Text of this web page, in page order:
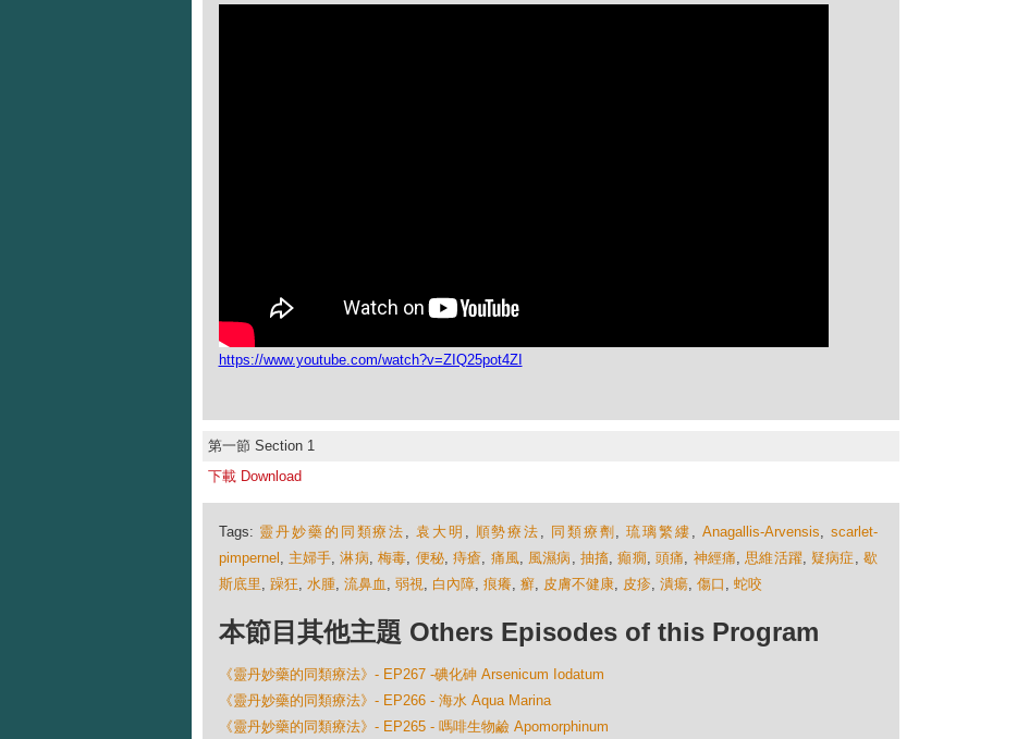
https://www.youtube.com/watch?v=ZIQ25pot4ZI
第一節 Section 1
下載 Download
Tags: 靈丹妙藥的同類療法 ,袁大明 , 順勢療法 , 同類療劑 ,琉璃繁縷 , Anagallis-Arvensis, scarlet-
pimpernel , 主婦手,淋病, 梅毒, 便秘,痔瘡, 痛風, 風濕病 , 抽搐,癲癇, 頭痛, 神經痛,思維活躍, 疑病症 , 歇
斯底里, 躁狂, 水腫, 流鼻血 , 弱視, 白內障, 痕癢, 癬, 皮膚不健康, 皮疹, 潰瘍, 傷口 , 蛇咬
本節目其他主題 Others Episodes of this Program
《靈丹妙藥的同類療法》- EP267 -碘化砷 Arsenicum Iodatum
《靈丹妙藥的同類療法》- EP266 - 海水 Aqua Marina
《靈丹妙藥的同類療法》- EP265 - 嗎啡生物鹼 Apomorphinum